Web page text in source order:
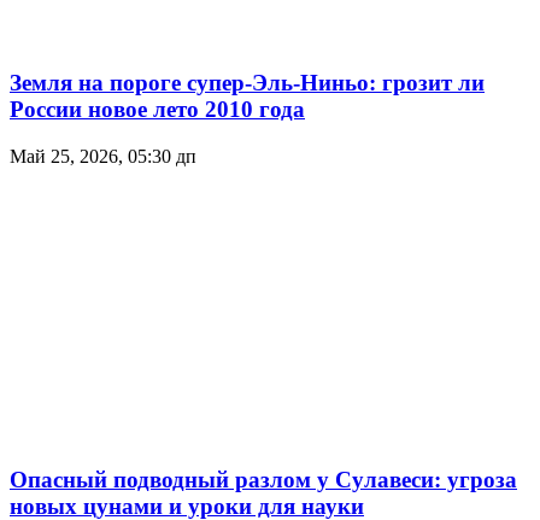
Земля на пороге супер-Эль-Ниньо: грозит ли
России новое лето 2010 года
Май 25, 2026, 05:30 дп
Опасный подводный разлом у Сулавеси: угроза
новых цунами и уроки для науки